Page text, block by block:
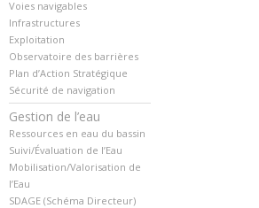
Voies navigables
Infrastructures
Exploitation
Observatoire des barrières
Plan d’Action Stratégique
Sécurité de navigation
Gestion de l’eau
Ressources en eau du bassin
Suivi/Évaluation de l’Eau
Mobilisation/Valorisation de
l’Eau
SDAGE (Schéma Directeur)